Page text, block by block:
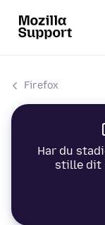
Firefox
Har du
stille dit